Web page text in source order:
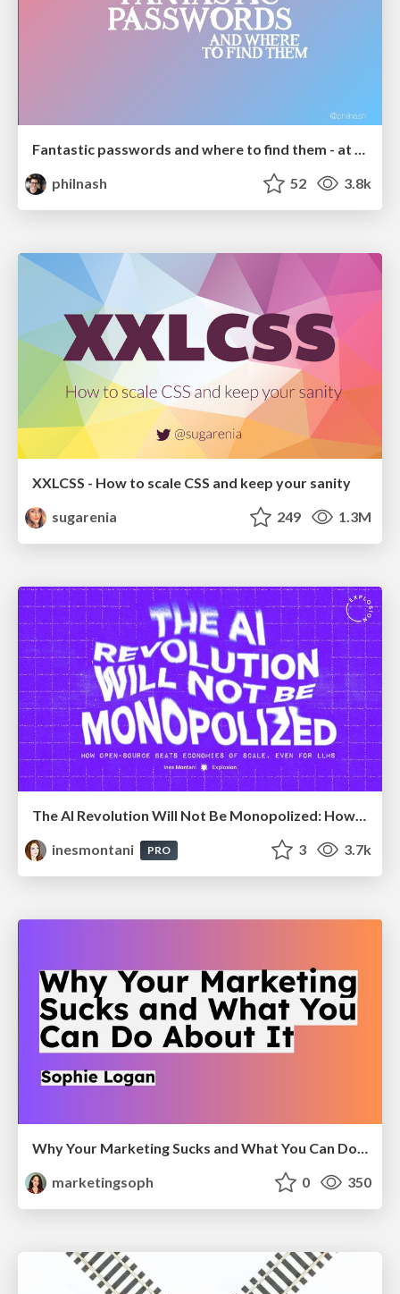
Fantastic passwords and where to find them - at NoRuKo
philnash
52 3.8k
XXLCSS - How to scale CSS and keep your sanity
sugarenia
249 1.3M
The AI Revolution Will Not Be Monopolized: How open-source beats economies of scale, even for LLMs
inesmontani
PRO 3 3.7k
Why Your Marketing Sucks and What You Can Do About It - Sophie Logan
marketingsoph
0 350